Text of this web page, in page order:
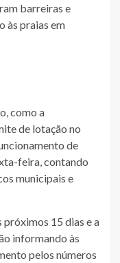
barreiras e
às praias em
como a
de lotação no
de
feira, contando
municipais e
15 dias e a
informando às
pelos números